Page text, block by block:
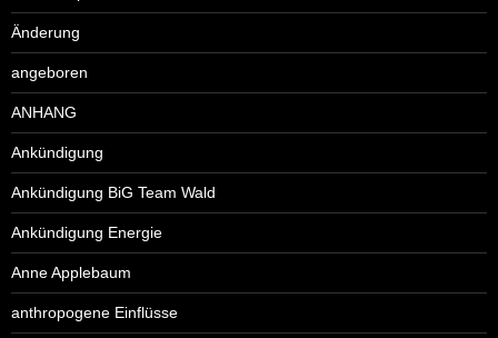
Änderung
angeboren
ANHANG
Ankündigung
Ankündigung BiG Team Wald
Ankündigung Energie
Anne Applebaum
anthropogene Einflüsse